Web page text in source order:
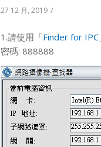
27 12 月, 2019 /
1.請使用「Finder for IPC
密碼: 888888